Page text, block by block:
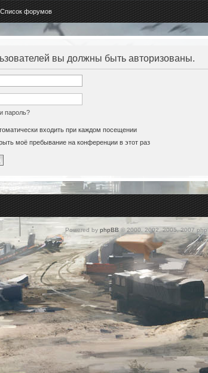
Список форумов
вы должны быть авторизованы.
пароль?
входить при каждом посещении
моё пребывание на конференции в этот раз
Powered by phpBB© 2000, 2002, 2005, 2007